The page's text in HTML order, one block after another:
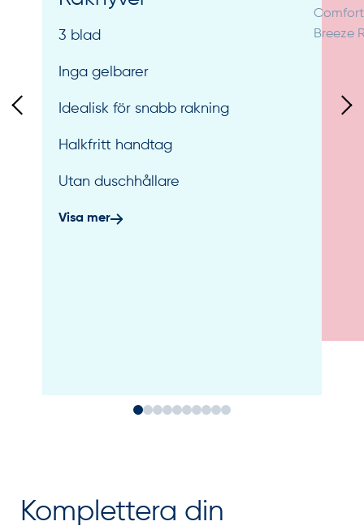
3 blad
Inga gelbarer
Idealisk för snabb rakning
Halkfritt handtag
Utan duschhållare
Visa mer
Komplettera din